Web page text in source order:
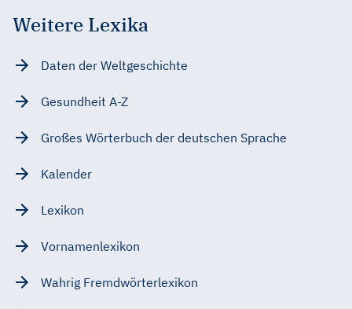
Weitere Lexika
Daten der Weltgeschichte
Gesundheit A-Z
Großes Wörterbuch der deutschen Sprache
Kalender
Lexikon
Vornamenlexikon
Wahrig Fremdwörterlexikon